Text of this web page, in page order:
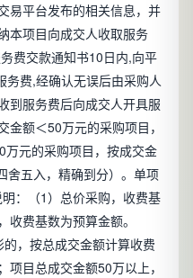
易平台发布的相关信息，并
本项目向成交人收取服务
费交款通知书10日内,向平
务费,经确认无误后由采购人
到服务费后向成交人开具服
额＜50万元的采购项目，
元的采购项目，按成交金
舍五入，精确到分）。单项
：（1）总价采购，收费基
费基数为预算金额。
的，按总成交金额计算收费
目总成交金额50万以上，